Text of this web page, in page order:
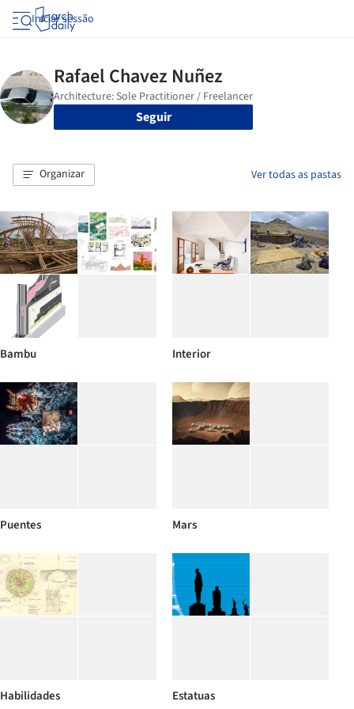
Iniciar sessão
Seguir
Organizar Ver todas as pastas
Bambu Interior
Puentes Mars
Habilidades Estatuas